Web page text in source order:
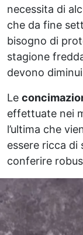
necessita di
che da fine
bisogno di
stagione
devono
Le
effettuate nei
l’ultima che
essere ricca di
conferire